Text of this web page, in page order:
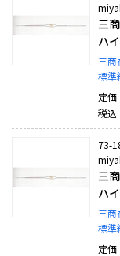
三
ハ
三商
標準
定価
税込
73-
三
ハ
三商
標準
定価